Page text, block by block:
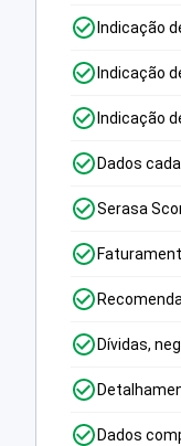
Indicação
Indicação
Indicação
Dados
Serasa
Dívidas,
Dados